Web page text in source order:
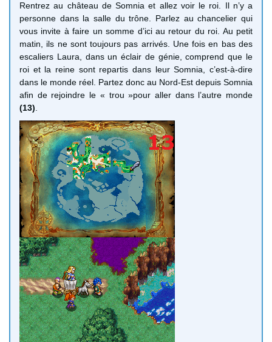
Rentrez au château de Somnia et allez voir le roi. Il n’y a
personne dans la salle du trône. Parlez au chancelier qui
vous invite à faire un somme d’ici au retour du roi. Au petit
matin, ils ne sont toujours pas arrivés. Une fois en bas des
escaliers Laura, dans un éclair de génie, comprend que le
roi et la reine sont repartis dans leur Somnia, c’est-à-dire
dans le monde réel. Partez donc au Nord-Est depuis Somnia
afin de rejoindre le « trou »pour aller dans l’autre monde
(13)